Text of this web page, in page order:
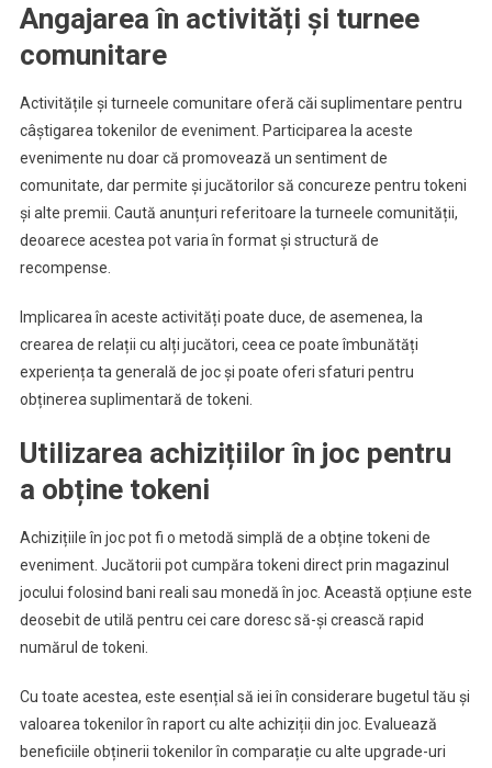
Angajarea în activități și turnee
comunitare
Activitățile și turneele comunitare oferă căi suplimentare pentru
câștigarea tokenilor de eveniment. Participarea la aceste
evenimente nu doar că promovează un sentiment de
comunitate, dar permite și jucătorilor să concureze pentru tokeni
și alte premii. Caută anunțuri referitoare la turneele comunității,
deoarece acestea pot varia în format și structură de
recompense.
Implicarea în aceste activități poate duce, de asemenea, la
crearea de relații cu alți jucători, ceea ce poate îmbunătăți
experiența ta generală de joc și poate oferi sfaturi pentru
obținerea suplimentară de tokeni.
Utilizarea achizițiilor în joc pentru
a obține tokeni
Achizițiile în joc pot fi o metodă simplă de a obține tokeni de
eveniment. Jucătorii pot cumpăra tokeni direct prin magazinul
jocului folosind bani reali sau monedă în joc. Această opțiune este
deosebit de utilă pentru cei care doresc să-și crească rapid
numărul de tokeni.
Cu toate acestea, este esențial să iei în considerare bugetul tău și
valoarea tokenilor în raport cu alte achiziții din joc. Evaluează
beneficiile obținerii tokenilor în comparație cu alte upgrade-uri